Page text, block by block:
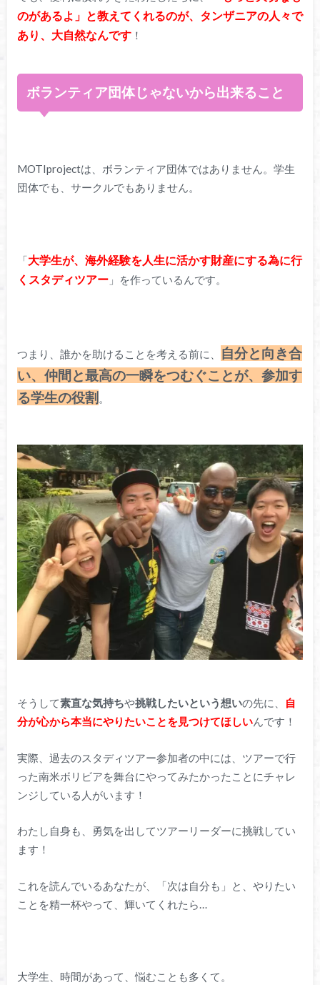
のがあるよ」と教えてくれるのが、タンザニアの人々で
あり、大自然なんです！
ボランティア団体じゃないから出来ること
MOTIprojectは、ボランティア団体ではありません。学生
団体でも、サークルでもありません。
「大学生が、海外経験を人生に活かす財産にする為に行
くスタディツアー」を作っているんです。
つまり、誰かを助けることを考える前に、
自分と向き合
い、仲間と最高の一瞬をつむぐことが、参加す
る学生の役割 。
そうして素直な気持ちや挑戦したいという想いの先に、
自
分が心から本当にやりたいことを見つけてほしいんです！
実際、過去のスタディツアー参加者の中には、ツアーで行
った南米ボリビアを舞台にやってみたかったことにチャレ
ンジしている人がいます！
わたし自身も、勇気を出してツアーリーダーに挑戦してい
ます！
これを読んでいるあなたが、「次は自分も」と、やりたい
ことを精一杯やって、輝いてくれたら…
大学生、時間があって、悩むことも多くて。